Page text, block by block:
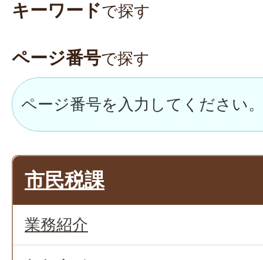
キーワードで探す
ページ番号で探す
市民税課
業務紹介